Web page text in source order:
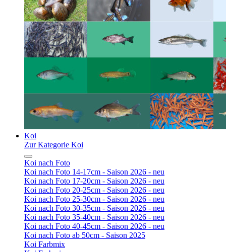
Koi
Zur Kategorie Koi
Koi nach Foto
Koi nach Foto 14-17cm - Saison 2026 - neu
Koi nach Foto 17-20cm - Saison 2026 - neu
Koi nach Foto 20-25cm - Saison 2026 - neu
Koi nach Foto 25-30cm - Saison 2026 - neu
Koi nach Foto 30-35cm - Saison 2026 - neu
Koi nach Foto 35-40cm - Saison 2026 - neu
Koi nach Foto 40-45cm - Saison 2026 - neu
Koi nach Foto ab 50cm - Saison 2025
Koi Farbmix